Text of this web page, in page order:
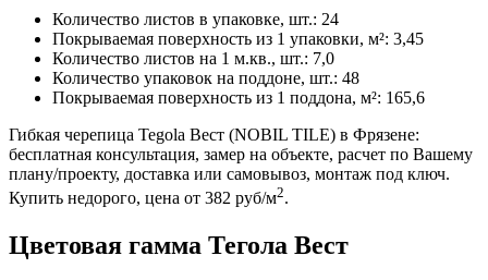
Количество листов в упаковке, шт.: 24
Покрываемая поверхность из 1 упаковки, м²: 3,45
Количество листов на 1 м.кв., шт.: 7,0
Количество упаковок на поддоне, шт.: 48
Покрываемая поверхность из 1 поддона, м²: 165,6
Гибкая черепица Tegola Вест (NOBIL TILE) в Фрязене:
бесплатная консультация, замер на объекте, расчет по Вашему
плану/проекту, доставка или самовывоз, монтаж под ключ.
Купить недорого, цена от 382 руб/м2.
Цветовая гамма Тегола Вест